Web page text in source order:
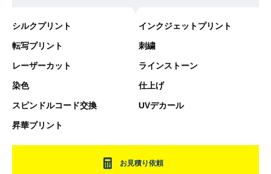
シルクプリント インクジェットプリント
転写プリント 刺繍
レーザーカット ラインストーン
染色 仕上げ
スピンドルコード交換 UVデカール
昇華プリント
お見積り依頼